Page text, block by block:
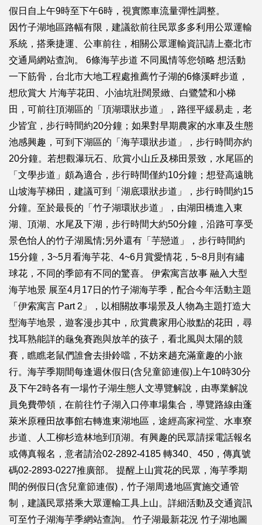
假日自上午9時至下午6時，視實際車流量彈性調整。
因竹子湖地區路幅有限，建議欲前往民眾多多利用公眾運輸
系統，搭乘捷運、公車前往，相關公眾運輸資訊請上臺北市
交通局網站查詢。 6條海芋步道 不同風情等您領略 想活動
一下筋骨，台北市大地工程處推薦竹子湖的6條溪畔步道，
想欣賞大 片海芋花田、小油坑壯闊景緻、白鷺鷥和小梯
田，可前往頂湖區的「頂湖環狀步道」，路徑平緩易走，老
少皆宜，步行時間約20分鐘；如果對早期農家的水車及生態
池感興趣，可到下湖區的「海芋環狀步道」，步行時間亦約
20分鐘。若想觀瀑玩石、欣賞小山丘及梯田景致，水尾區的
「文學步道」頗為適合，步行時間僅約10分鐘；想登高遠眺
山坡海芋梯田，建議可到「湖底環狀步道」，步行時間約15
分鐘。至於最長的「竹子湖環狀步道」，由湖田橋進入東
湖、頂湖、水尾及下湖，步行時間大約50分鐘，沿路可享受
景色怡人的竹子湖風情;另外還有「芋戀道」，步行時間約
15分鐘，3~5月看海芋花、4~6月賞愛情花，5~8月則有繡
球花，不同的季節有不同的驚喜。 伊索寓言故事 融入大型
海芋地景 展至4月17日的竹子湖海芋季，配合今年活動主題
「伊索寓言 Part 2」，以相關故事場景及人物為主題打造大
型海芋地景，遊客漫步其中，欣賞農家用心妝點的花田，尋
找耳熟能詳的龜兔賽跑與放羊的孩子，看北風與太陽的競
賽，瞧瞧老鼠們誰會去掛鈴噹，不妨來趟充滿童趣的小旅
行。海芋季期間每逢週休假日(含兒童節連假)上午10時30分
及下午2時各有一場竹子湖生態人文導覽解說，由專業解說
員免費帶領，在前往竹子湖入口停車場集合，導覽路線由蓬
萊米原種田故事館右轉進東湖地區，途經高家祠堂、水車寮
步道、人工柳杉造林地到頂湖。有興趣的民眾請採電話報名
或傳真報名，意者請洽02-2892-4185 轉340、450，傳真號
碼02-2893-0227推廣部。 提醒上山賞花的民眾，海芋季期
間的例假日(含兒童節連假)，竹子湖周邊地區實施交通管
制，建議民眾搭乘大眾運輸工具上山。詳細活動及交通資訊
可至竹子湖海芋季網站查詢。 竹子湖最新花況 竹子湖地圖